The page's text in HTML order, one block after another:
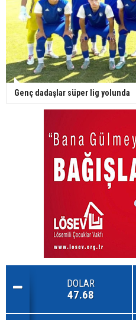
Genç dadaşlar süper lig yolunda
DOLAR
47.68